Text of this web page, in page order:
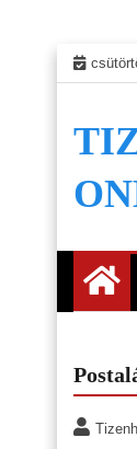
Skip
to